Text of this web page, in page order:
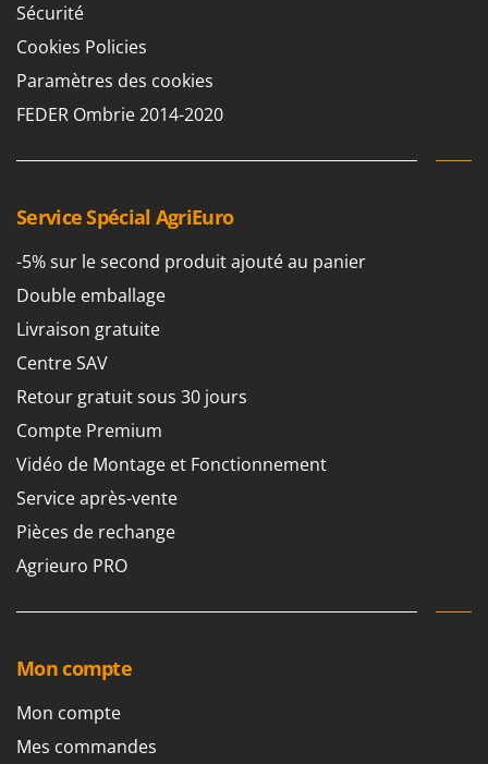
McCulloch
MCH
Michelin
Mille
More than chef
MOSA
N
New O.M.R.A.
Nilfisk
Ninja
Novatec
Novital
NuAir
NuovaFac
O
Officine Savioli
Oliviero
Sécurité
Cookies Policies
Paramètres des cookies
FEDER Ombrie 2014-2020
Service Spécial AgriEuro
-5% sur le second produit ajouté au panier
Double emballage
Livraison gratuite
Centre SAV
Retour gratuit sous 30 jours
Compte Premium
Vidéo de Montage et Fonctionnement
Service après-vente
Pièces de rechange
Agrieuro PRO
Mon compte
Mon compte
Mes commandes